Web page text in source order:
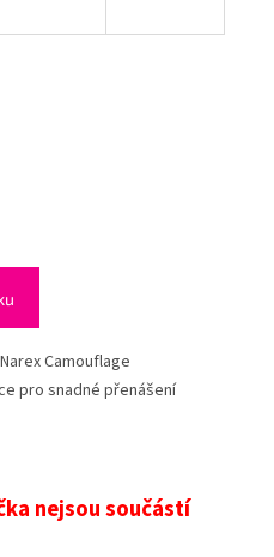
Camouflage
pro snadné přenášení
nejsou součástí